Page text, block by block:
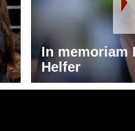
In memoriam
Helfer